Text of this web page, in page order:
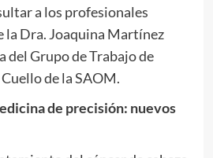
a los profesionales
la Dra. Joaquina Martínez
del Grupo de Trabajo de
de la SAOM.
de precisión: nuevos